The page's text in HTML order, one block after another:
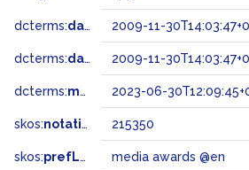
dcterms:dateAccepted 2009-11-
dcterms:dateSubmitted 2009-11-
dcterms:modified 2023-06-
skos:notation 215350
skos:prefLabel media awards @en